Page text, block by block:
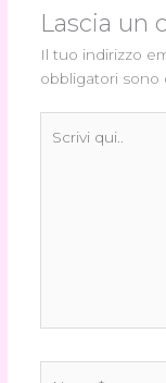
Lascia un
Il tuo indirizzo
obbligatori sono
qui..